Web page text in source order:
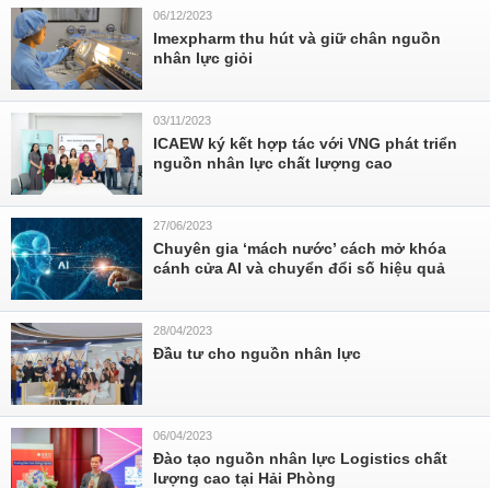
06/12/2023
Imexpharm thu hút và giữ chân nguồn
nhân lực giỏi
03/11/2023
ICAEW ký kết hợp tác với VNG phát triển
nguồn nhân lực chất lượng cao
27/06/2023
Chuyên gia ‘mách nước’ cách mở khóa
cánh cửa AI và chuyển đổi số hiệu quả
28/04/2023
Đầu tư cho nguồn nhân lực
06/04/2023
Đào tạo nguồn nhân lực Logistics chất
lượng cao tại Hải Phòng